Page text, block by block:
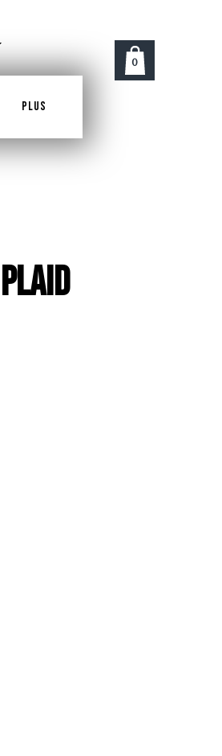
PLUS
Plaid
0